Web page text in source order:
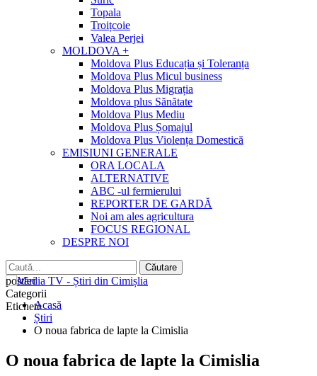
Topala
Troițcoie
Valea Perjei
MOLDOVA +
Moldova Plus Educația și Toleranța
Moldova Plus Micul business
Moldova Plus Migrația
Moldova plus Sănătate
Moldova Plus Mediu
Moldova Plus Șomajul
Moldova Plus Violența Domestică
EMISIUNI GENERALE
ORA LOCALA
ALTERNATIVE
ABC -ul fermierului
REPORTER DE GARDĂ
Noi am ales agricultura
FOCUS REGIONAL
DESPRE NOI
postări
Categorii
EticheteAcasă
Știri
O noua fabrica de lapte la Cimislia
O noua fabrica de lapte la Cimislia